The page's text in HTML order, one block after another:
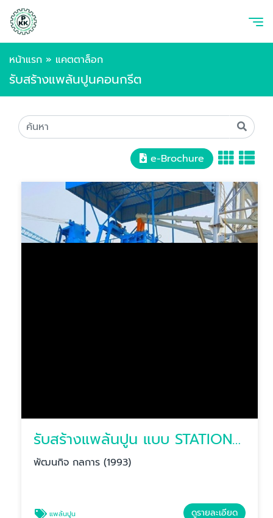
หน้าแรก » แคตตาล็อก
รับสร้างแพล้นปูนคอนกรีต
e-Brochure
รับสร้างแพล้นปูน แบบ STATION PLANT
พัฒนกิจ กลการ (1993)
แพล้นปูน ดูรายละเอียด